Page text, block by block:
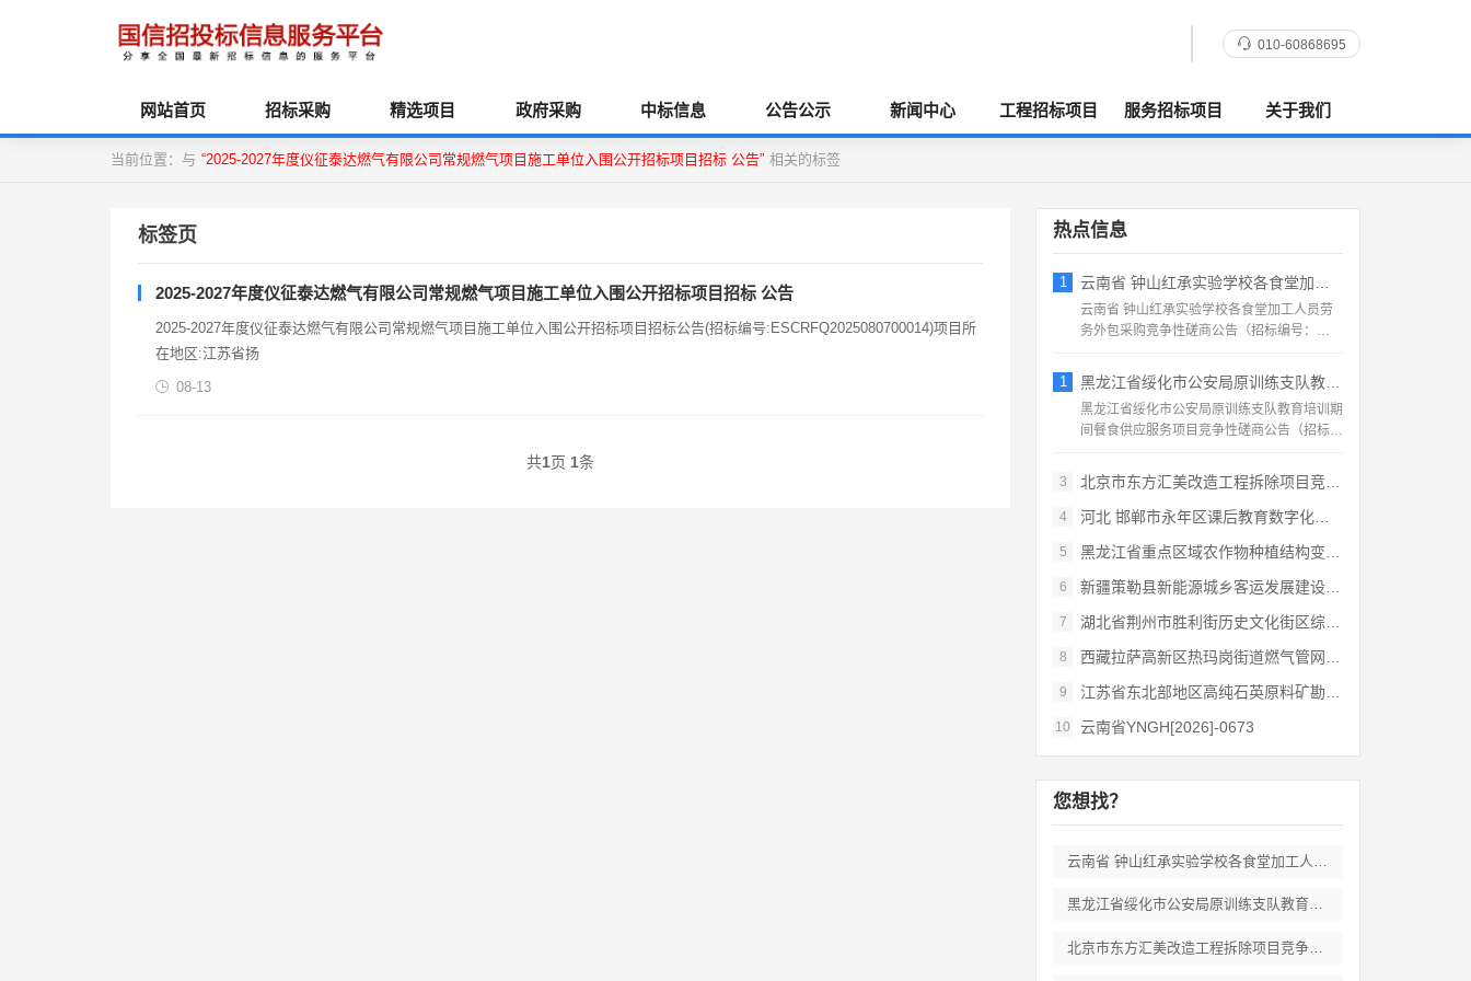
010-60868695
网站首页 招标采购 精选项目 政府采购 中标信息 公告公示 新闻中心 工程招标项目 服务招标项目 关于我们
当前位置：与 “2025-2027年度仪征泰达燃气有限公司常规燃气项目施工单位入围公开招标项目招标 公告” 相关的标签
标签页
2025-2027年度仪征泰达燃气有限公司常规燃气项目施工单位入围公开招标项目招标 公告
2025-2027年度仪征泰达燃气有限公司常规燃气项目施工单位入围公开招标项目招标公告(招标编号:ESCRFQ2025080700014)项目所
在地区:江苏省扬
08-13
共1页 1条
热点信息
1 云南省 钟山红承实验学校各食堂加工人员劳
云南省 钟山红承实验学校各食堂加工人员劳
务外包采购竞争性磋商公告（招标编号：
1 黑龙江省绥化市公安局原训练支队教育培训期
黑龙江省绥化市公安局原训练支队教育培训期
间餐食供应服务项目竞争性磋商公告（招标编
3
北京市东方汇美改造工程拆除项目竞争性磋商
4 河北 邯郸市永年区课后教育数字化管理平台
5 黑龙江省重点区域农作物种植结构变化遥感
6 新疆策勒县新能源城乡客运发展建设项目
7 湖北省荆州市胜利街历史文化街区综合开发和
8 西藏拉萨高新区热玛岗街道燃气管网全覆盖延
9 江苏省东北部地区高纯石英原料矿勘查岩心钻
10 云南省YNGH[2026]-0673
您想找？
云南省 钟山红承实验学校各食堂加工人员劳
黑龙江省绥化市公安局原训练支队教育培训期